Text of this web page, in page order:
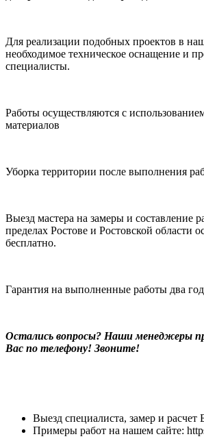
Для реализации подобных проектов в
необходимое техническое оснащение и
специалисты.
Работы осуществляются с
материалов
Уборка территории после выполнения
Выезд мастера на замеры и составление
пределах Ростове и Ростовской области
бесплатно.
Гарантия на выполненные работы два
Остались вопросы? Наши менеджеры
Вас по телефону! Звоните!
Выезд специалиста, замер и
Примеры работ на нашем сайте: